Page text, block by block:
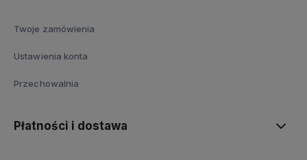
Twoje zamówienia
Ustawienia konta
Przechowalnia
Płatności i dostawa